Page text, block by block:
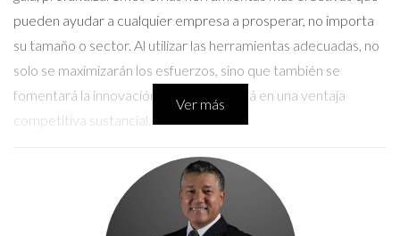
pueden ayudar a cualquier empresa a prosperar, no importa
su tamaño o sector. Al utilizar las herramientas adecuadas, no
solo se maximizarán los esfuerzos, sino que también se
fomentará la innovación, lo que resultará en una ventaja
competitiva sustancial.
Herramientas de Análisis de Datos
El análisis de datos se ha convertido en una pieza central para
la toma de decisiones estratégicas en cualquier empresa. Las
Ver más